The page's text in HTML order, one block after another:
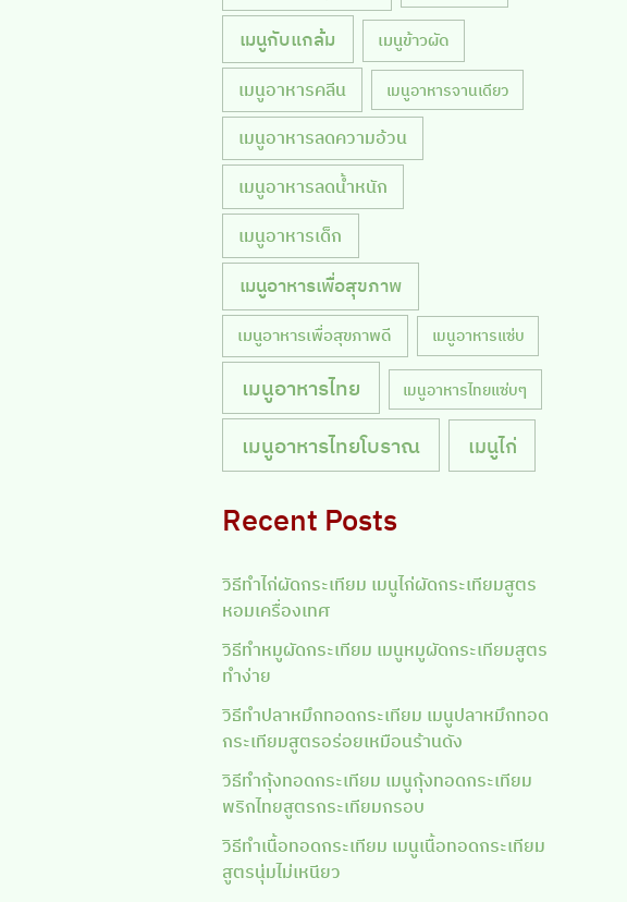
เมนูกับแกล้ม เมนูข้าวผัด
เมนูอาหารคลีน เมนูอาหารจานเดียว
เมนูอาหารลดความอ้วน
เมนูอาหารลดน้ำหนัก
เมนูอาหารเด็ก
เมนูอาหารเพื่อสุขภาพ
เมนูอาหารเพื่อสุขภาพดี เมนูอาหารแซ่บ
เมนูอาหารไทย เมนูอาหารไทยแซ่บๆ
เมนูอาหารไทยโบราณ เมนูไก่
Recent Posts
วิธีทำไก่ผัดกระเทียม เมนูไก่ผัดกระเทียมสูตร
หอมเครื่องเทศ
วิธีทำหมูผัดกระเทียม เมนูหมูผัดกระเทียมสูตร
ทำง่าย
วิธีทำปลาหมึกทอดกระเทียม เมนูปลาหมึกทอด
กระเทียมสูตรอร่อยเหมือนร้านดัง
วิธีทำกุ้งทอดกระเทียม เมนูกุ้งทอดกระเทียม
พริกไทยสูตรกระเทียมกรอบ
วิธีทำเนื้อทอดกระเทียม เมนูเนื้อทอดกระเทียม
สูตรนุ่มไม่เหนียว